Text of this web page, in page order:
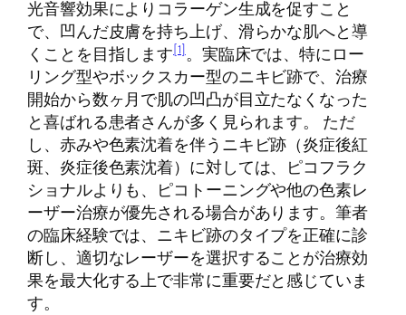
光音響効果によりコラーゲン生成を促すこと
で、凹んだ皮膚を持ち上げ、滑らかな肌へと導
くことを目指します[1]。実臨床では、特にロー
リング型やボックスカー型のニキビ跡で、治療
開始から数ヶ月で肌の凹凸が目立たなくなった
と喜ばれる患者さんが多く見られます。 ただ
し、赤みや色素沈着を伴うニキビ跡（炎症後紅
斑、炎症後色素沈着）に対しては、ピコフラク
ショナルよりも、ピコトーニングや他の色素レ
ーザー治療が優先される場合があります。筆者
の臨床経験では、ニキビ跡のタイプを正確に診
断し、適切なレーザーを選択することが治療効
果を最大化する上で非常に重要だと感じていま
す。